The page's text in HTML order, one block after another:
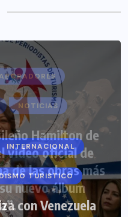
INTERNACIONAL
TURISTICO
con Venezuela